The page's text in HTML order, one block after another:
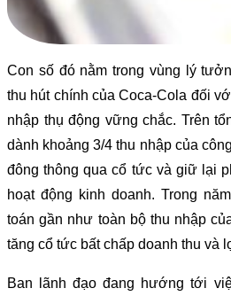
Con số đó nằm trong vùng lý
thu hút chính của Coca-Cola đối
nhập thụ động vững chắc. Trên
dành khoảng 3/4 thu nhập của
đông thông qua cổ tức và giữ lại
hoạt động kinh doanh. Trong
toán gần như toàn bộ thu nhập
tăng cổ tức bất chấp doanh thu và
Ban lãnh đạo đang hướng tới